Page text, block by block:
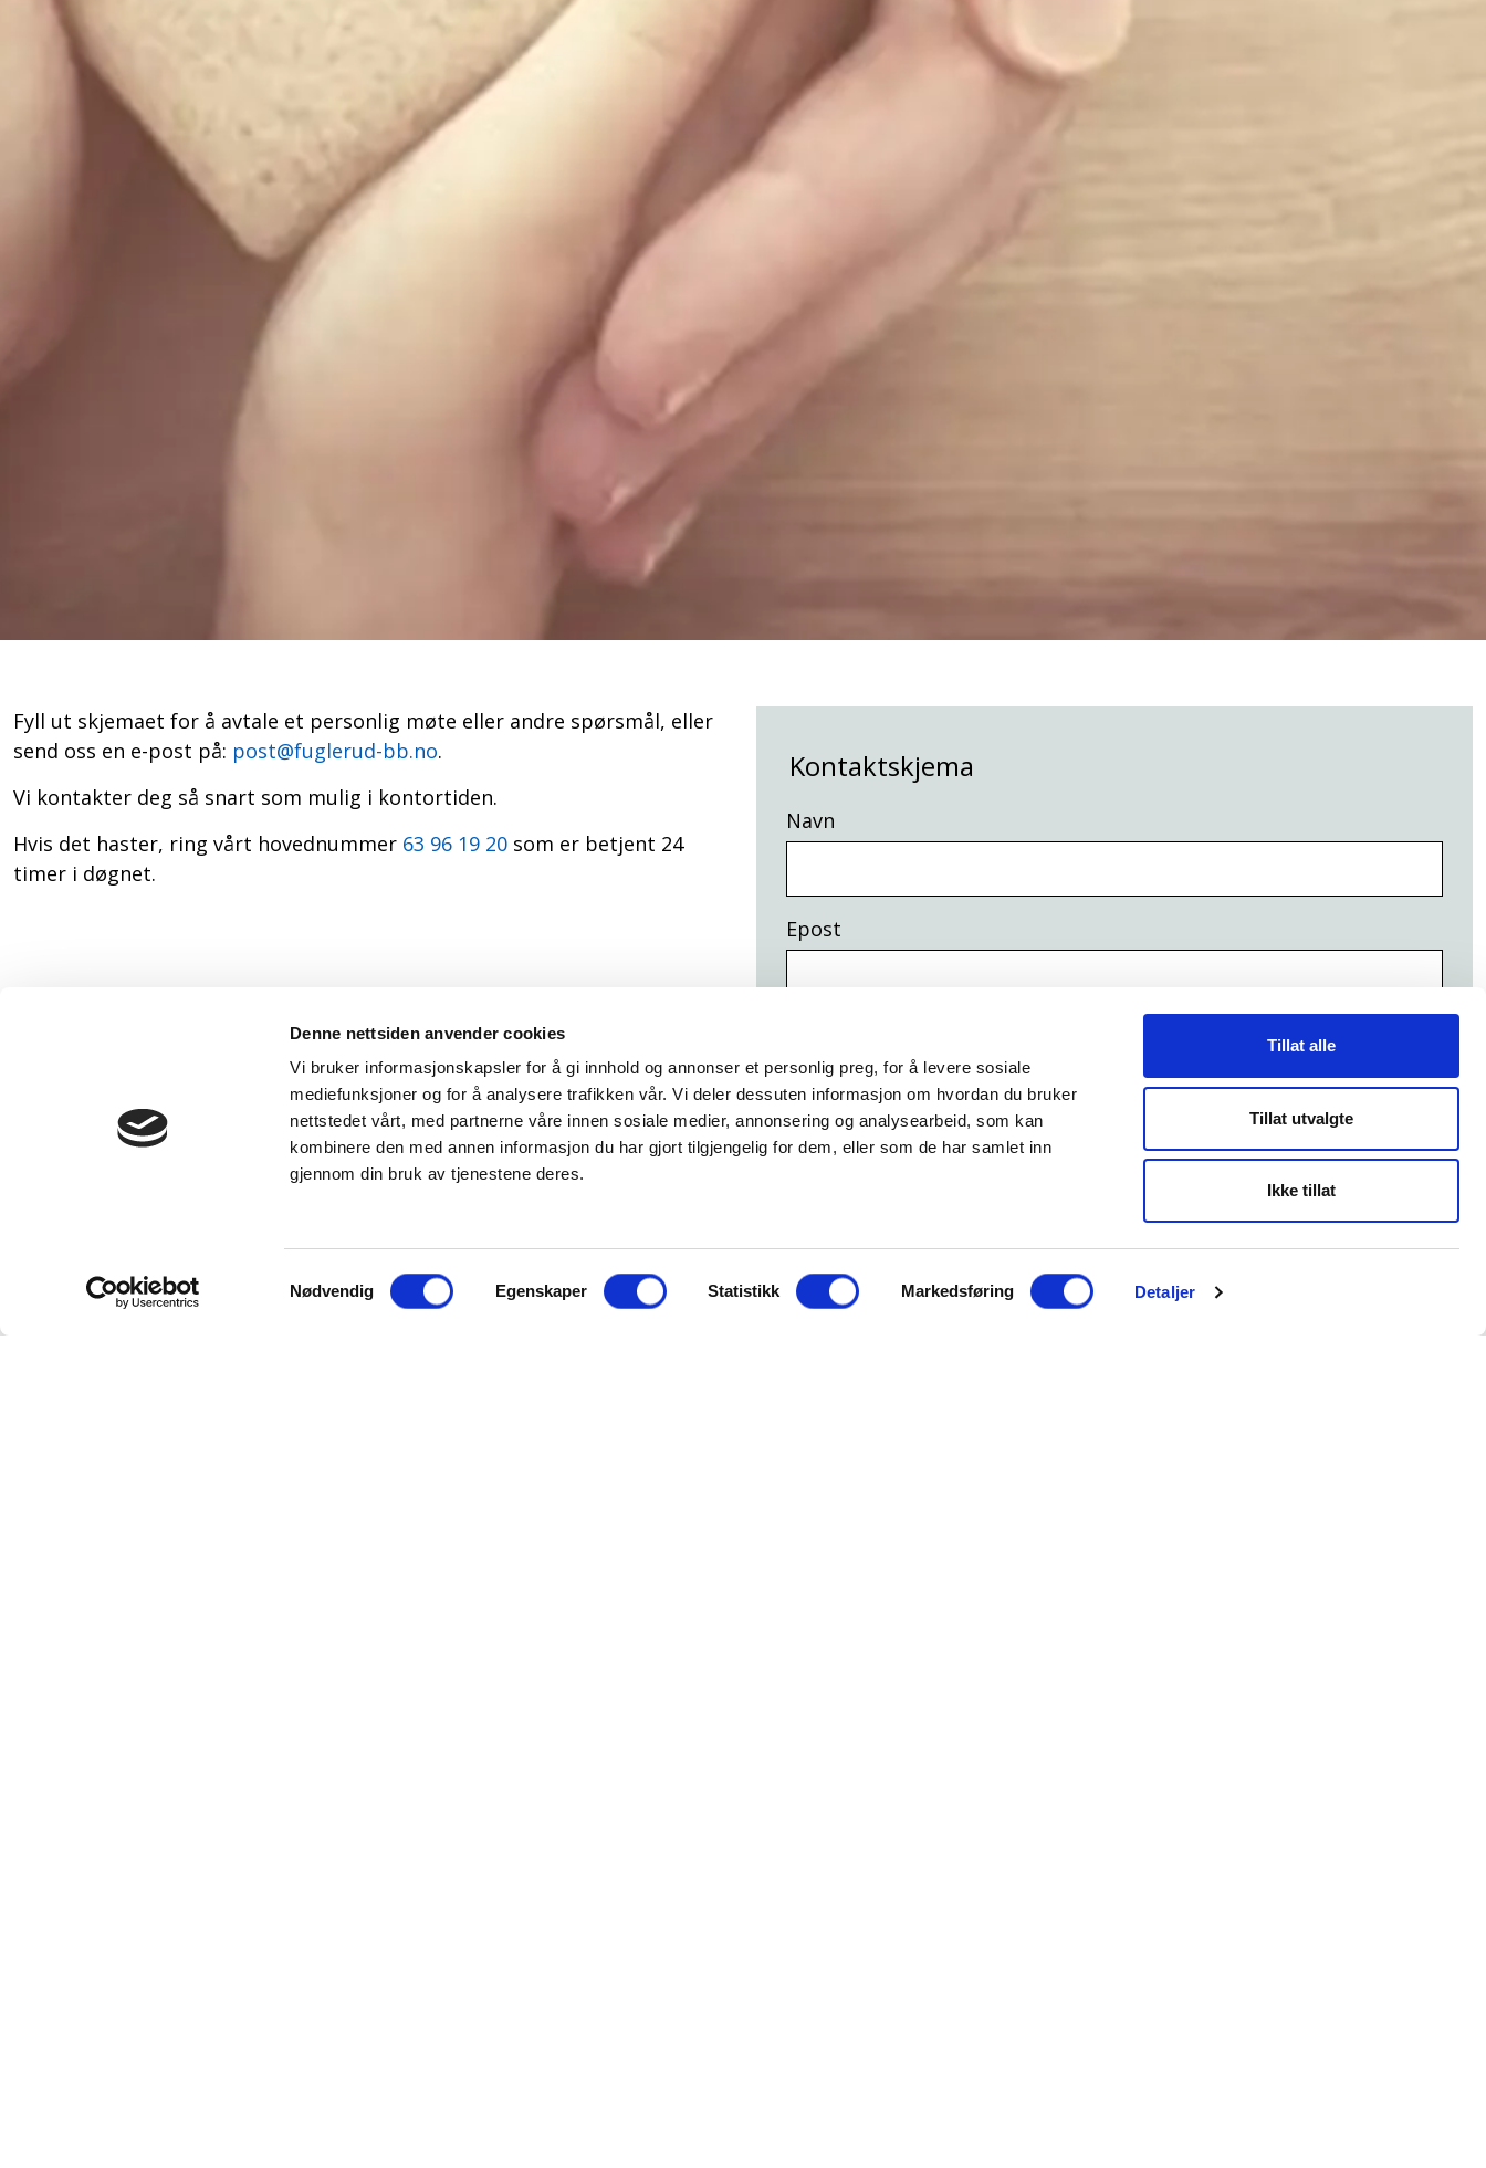
Denne nettsiden anvender cookies
Vi bruker informasjonskapsler for å gi innhold og annonser et personlig preg, for å levere sosiale
mediefunksjoner og for å analysere trafikken vår. Vi deler dessuten informasjon om hvordan du bruker
nettstedet vårt, med partnerne våre innen sosiale medier, annonsering og analysearbeid, som kan
kombinere den med annen informasjon du har gjort tilgjengelig for dem, eller som de har samlet inn
gjennom din bruk av tjenestene deres.
Samtykkevalg
Nødvendig Egenskaper Statistikk Markedsføring Detaljer
Tillat alle
Tillat utvalgte
Ikke tillat
Kontaktskjema
Navn
Epost
Melding
Fyll ut skjemaet for å avtale et personlig møte eller andre spørsmål, eller
send oss en e-post på: post@fuglerud-bb.no.
Vi kontakter deg så snart som mulig i kontortiden.
Hvis det haster, ring vårt hovednummer 63 96 19 20 som er betjent 24
timer i døgnet.